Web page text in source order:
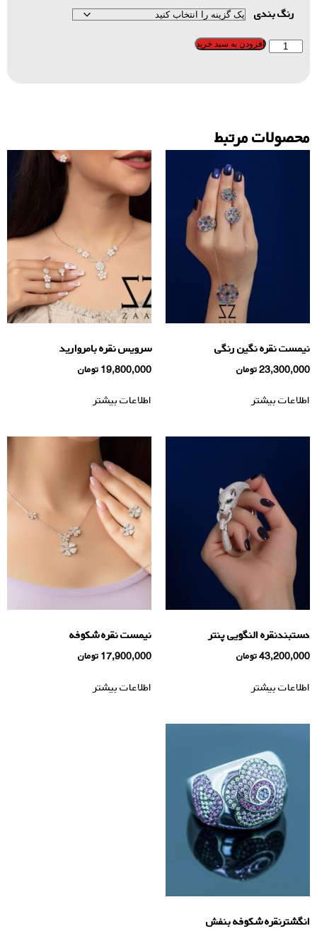
رنگ بندی
افزودن به سبد خرید
محصولات مرتبط
نیمست نقره نگین رنگی
23,300,000تومان
اطلاعات بیشتر
سرویس نقره بامروارید
19,800,000 تومان
اطلاعات بیشتر
دستبندنقره النگویی پنتر
43,200,000تومان
اطلاعات بیشتر
نیمست نقره شکوفه
17,900,000 تومان
اطلاعات بیشتر
انگشترنقره شکوفه بنفش